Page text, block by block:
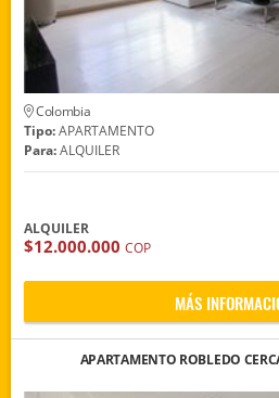
Colombia
Tipo:APARTAMENTO
Para:ALQUILER
ALQUILER
$12.000.000 COP
MÁS
APARTAMENTO ROBLEDO